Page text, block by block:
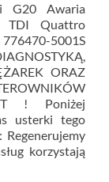
G20 Awaria
TDI Quattro
5001S
ORAZ
! Poniżej
usterki tego
korzystają